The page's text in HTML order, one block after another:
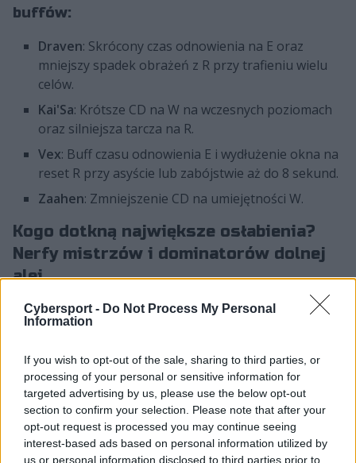
Cybersport - Do Not Process My Personal
Information
If you wish to opt-out of the sale, sharing to third parties, or
processing of your personal or sensitive information for
targeted advertising by us, please use the below opt-out
section to confirm your selection. Please note that after your
opt-out request is processed you may continue seeing
interest-based ads based on personal information utilized by
us or personal information disclosed to third parties prior to
buffów:
Draven: Skrócony czas odnowienia na E oraz
mniejszy spadek obrażeń z R przy trafieniu wielu
celów.
Kai'Sa: Krótsze CD na W na wczesnych poziomach
oraz silniejsza tarcza na R.
Vex: Buff czasu odnowienia E i wydłużenie okna na
reset R przy asyście lub zabójstwie aż do 8 sekund.
Zaahen: Zmniejszenie CD na umiejętności W.
Kogo dotkną największe osłabienia?
Nerfy mistrzów i dominatorów dolnej
alei
Ostatnie tygodnie na dolnej alei upłynęły pod znakiem
dominacji specyficznych duetów i postaci opierających
kładzie temu kres, uderzając w fundamenty ich potęgi.
Dlaczego Senna i Brand zostali drastycznie
osłabieni?
Oficjalny komentarz deweloperów:Senna